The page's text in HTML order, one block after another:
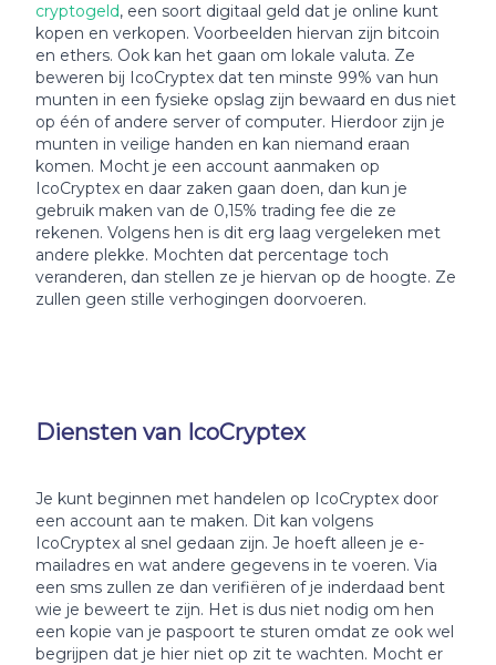
cryptogeld, een soort digitaal geld dat je online kunt
kopen en verkopen. Voorbeelden hiervan zijn bitcoin
en ethers. Ook kan het gaan om lokale valuta. Ze
beweren bij IcoCryptex dat ten minste 99% van hun
munten in een fysieke opslag zijn bewaard en dus niet
op één of andere server of computer. Hierdoor zijn je
munten in veilige handen en kan niemand eraan
komen. Mocht je een account aanmaken op
IcoCryptex en daar zaken gaan doen, dan kun je
gebruik maken van de 0,15% trading fee die ze
rekenen. Volgens hen is dit erg laag vergeleken met
andere plekke. Mochten dat percentage toch
veranderen, dan stellen ze je hiervan op de hoogte. Ze
zullen geen stille verhogingen doorvoeren.
Diensten van IcoCryptex
Je kunt beginnen met handelen op IcoCryptex door
een account aan te maken. Dit kan volgens
IcoCryptex al snel gedaan zijn. Je hoeft alleen je e-
mailadres en wat andere gegevens in te voeren. Via
een sms zullen ze dan verifiëren of je inderdaad bent
wie je beweert te zijn. Het is dus niet nodig om hen
een kopie van je paspoort te sturen omdat ze ook wel
begrijpen dat je hier niet op zit te wachten. Mocht er